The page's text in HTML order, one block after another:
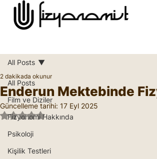
All Posts
Film ve Diziler
Fizyonomi Hakkında
Psikoloji
Kişilik Testleri
All Posts
Enderun Mektebinde
2 dakikada okunur
Güncelleme tarihi: 17 Eyl 2025
5 üzerinden NaN yıldız